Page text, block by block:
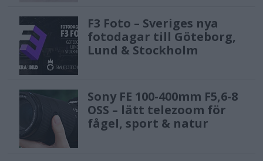
F3 Foto – Sveriges nya
fotodagar till Göteborg,
Lund & Stockholm
Sony FE 100-400mm F5,6-8
OSS – lätt telezoom för
fågel, sport & natur